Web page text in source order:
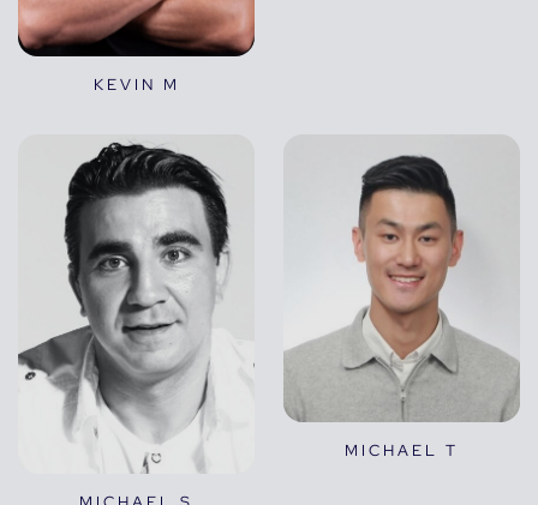
KEVIN M
MICHAEL T